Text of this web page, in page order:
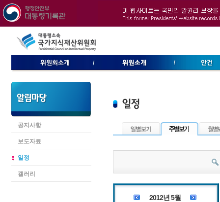
공지사항
보도자료
일정
갤러리
2012년 5월